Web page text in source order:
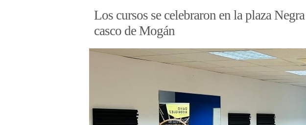
Los cursos se celebraron en la plaza
casco de Mogán